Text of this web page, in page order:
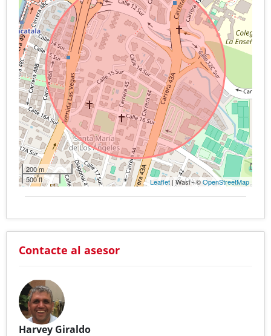
200 m
500 ft
Leaflet | Wasi - ©OpenStreetMap
Contacte al asesor
Harvey Giraldo